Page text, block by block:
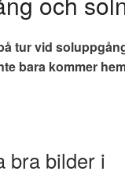
tur vid
bara kommer
bra bilder i